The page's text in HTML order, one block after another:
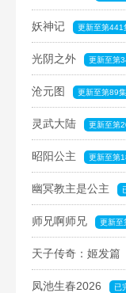
妖神记 更新至第441
光阴之外 更新至第
沧元图 更新至第89集
灵武大陆 更新至第
昭阳公主 更新至第
幽冥教主是公主
师兄啊师兄 更新至
天子传奇：姬发篇
凤池生春2026 已